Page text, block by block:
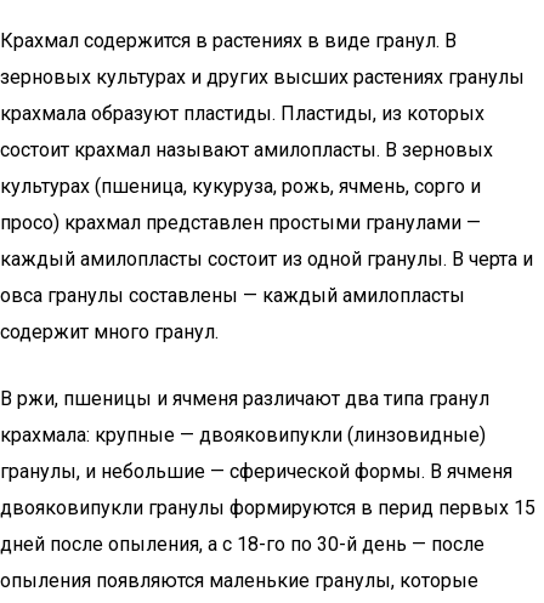
Крахмал содержится в растениях в виде гранул. В
зерновых культурах и других высших растениях гранулы
крахмала образуют пластиды. Пластиды, из которых
состоит крахмал называют амилопласты. В зерновых
культурах (пшеница, кукуруза, рожь, ячмень, сорго и
просо) крахмал представлен простыми гранулами —
каждый амилопласты состоит из одной гранулы. В черта и
овса гранулы составлены — каждый амилопласты
содержит много гранул.
В ржи, пшеницы и ячменя различают два типа гранул
крахмала: крупные — двояковипукли (линзовидные)
гранулы, и небольшие — сферической формы. В ячменя
двояковипукли гранулы формируются в перид первых 15
дней после опыления, а с 18-го по 30-й день — после
опыления появляются маленькие гранулы, которые